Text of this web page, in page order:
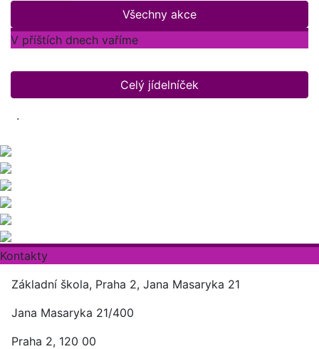
Všechny akce
V příštích dnech vaříme
Celý jídelníček
.
Kontakty
Základní škola, Praha 2, Jana Masaryka 21
Jana Masaryka 21/400
Praha 2, 120 00